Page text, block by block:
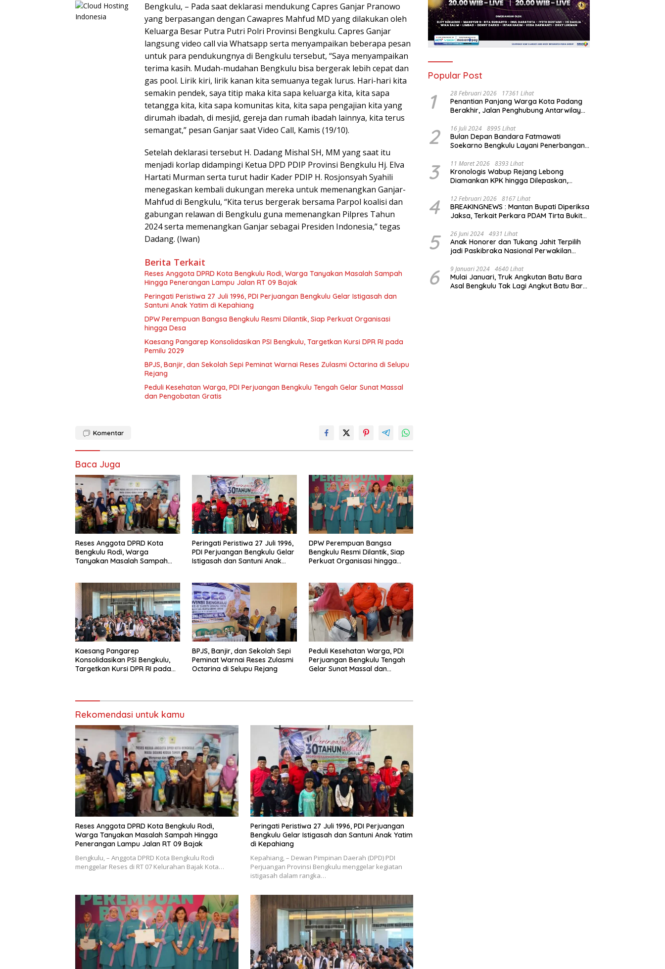
Bengkulu, – Pada saat deklarasi mendukung Capres Ganjar Pranowo
yang berpasangan dengan Cawapres Mahfud MD yang dilakukan oleh
Keluarga Besar Putra Putri Polri Provinsi Bengkulu. Capres Ganjar
langsung video call via Whatsapp serta menyampaikan beberapa pesan
untuk para pendukungnya di Bengkulu tersebut, “Saya menyampaikan
terima kasih. Mudah-mudahan Bengkulu bisa bergerak lebih cepat dan
gas pool. Lirik kiri, lirik kanan kita semuanya tegak lurus. Hari-hari kita
semakin pendek, saya titip maka kita sapa keluarga kita, kita sapa
tetangga kita, kita sapa komunitas kita, kita sapa pengajian kita yang
dirumah ibadah, di mesjid, gereja dan rumah ibadah lainnya, kita terus
semangat,” pesan Ganjar saat Video Call, Kamis (19/10).
Setelah deklarasi tersebut H. Dadang Mishal SH, MM yang saat itu
menjadi korlap didampingi Ketua DPD PDIP Provinsi Bengkulu Hj. Elva
Hartati Murman serta turut hadir Kader PDIP H. Rosjonsyah Syahili
menegaskan kembali dukungan mereka untuk memenangkan Ganjar-
Mahfud di Bengkulu, “Kita terus bergerak bersama Parpol koalisi dan
gabungan relawan di Bengkulu guna memenangkan Pilpres Tahun
2024 serta memenangkan Ganjar sebagai Presiden Indonesia,” tegas
Dadang. (Iwan)
Berita Terkait
Reses Anggota DPRD Kota Bengkulu Rodi, Warga Tanyakan Masalah Sampah
Hingga Penerangan Lampu Jalan RT 09 Bajak
Peringati Peristiwa 27 Juli 1996, PDI Perjuangan Bengkulu Gelar Istigasah dan
Santuni Anak Yatim di Kepahiang
DPW Perempuan Bangsa Bengkulu Resmi Dilantik, Siap Perkuat Organisasi
hingga Desa
Kaesang Pangarep Konsolidasikan PSI Bengkulu, Targetkan Kursi DPR RI pada
Pemilu 2029
BPJS, Banjir, dan Sekolah Sepi Peminat Warnai Reses Zulasmi Octarina di Selupu
Rejang
Peduli Kesehatan Warga, PDI Perjuangan Bengkulu Tengah Gelar Sunat Massal
dan Pengobatan Gratis
Komentar
Baca Juga
Reses Anggota DPRD Kota
Bengkulu Rodi, Warga
Tanyakan Masalah Sampah
Peringati Peristiwa 27 Juli 1996,
PDI Perjuangan Bengkulu Gelar
Istigasah dan Santuni Anak
DPW Perempuan Bangsa
Bengkulu Resmi Dilantik, Siap
Perkuat Organisasi hingga
Kaesang Pangarep
Konsolidasikan PSI Bengkulu,
Targetkan Kursi DPR RI pada
BPJS, Banjir, dan Sekolah Sepi
Peminat Warnai Reses Zulasmi
Octarina di Selupu Rejang
Peduli Kesehatan Warga, PDI
Perjuangan Bengkulu Tengah
Gelar Sunat Massal dan
Rekomendasi untuk kamu
Reses Anggota DPRD Kota Bengkulu Rodi,
Warga Tanyakan Masalah Sampah Hingga
Penerangan Lampu Jalan RT 09 Bajak
Bengkulu, – Anggota DPRD Kota Bengkulu Rodi
menggelar Reses di RT 07 Kelurahan Bajak Kota…
Peringati Peristiwa 27 Juli 1996, PDI Perjuangan
Bengkulu Gelar Istigasah dan Santuni Anak Yatim
di Kepahiang
Kepahiang, – Dewan Pimpinan Daerah (DPD) PDI
Perjuangan Provinsi Bengkulu menggelar kegiatan
istigasah dalam rangka…
Popular Post
1 28 Februari 2026 17361 Lihat
Penantian Panjang Warga Kota Padang
Berakhir, Jalan Penghubung Antarwilayah
2 16 Juli 2024 8995 Lihat
Bulan Depan Bandara Fatmawati
Soekarno Bengkulu Layani Penerbangan
3 11 Maret 2026 8393 Lihat
Kronologis Wabup Rejang Lebong
Diamankan KPK hingga Dilepaskan,
4 12 Februari 2026 8167 Lihat
BREAKINGNEWS : Mantan Bupati Diperiksa
Jaksa, Terkait Perkara PDAM Tirta Bukit
5 26 Juni 2024 4931 Lihat
Anak Honorer dan Tukang Jahit Terpilih
jadi Paskibraka Nasional Perwakilan
6 9 Januari 2024 4640 Lihat
Mulai Januari, Truk Angkutan Batu Bara
Asal Bengkulu Tak Lagi Angkut Batu Bara